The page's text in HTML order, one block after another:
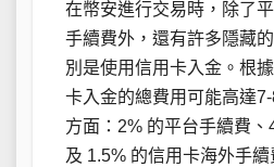
在幣安進行交易時，除了
手續費外，還有許多隱藏
別是使用信用卡入金。根
卡入金的總費用可能高達
方面：2% 的平台手續費
及 1.5% 的信用卡海外手